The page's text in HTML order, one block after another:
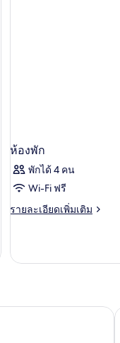
ห้องพัก
พักได้ 4 คน
Wi-Fi ฟรี
รายละเอียดเพิ่มเติม
ราย
เกี่ยว
Centre